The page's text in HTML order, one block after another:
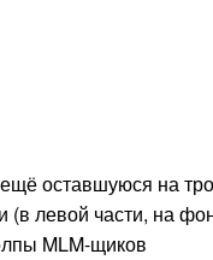
оставшуюся на
(в левой части, на
MLM-щиков